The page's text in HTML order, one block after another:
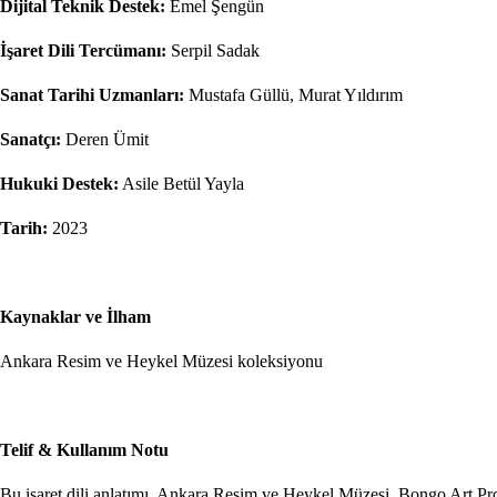
Dijital Teknik Destek: Emel Şengün
İşaret Dili Tercümanı: Serpil Sadak
Sanat Tarihi Uzmanları: Mustafa Güllü, Murat Yıldırım
Sanatçı: Deren Ümit
Hukuki Destek: Asile Betül Yayla
Tarih: 2023
Kaynaklar ve İlham
Ankara Resim ve Heykel Müzesi koleksiyonu
Telif & Kullanım Notu